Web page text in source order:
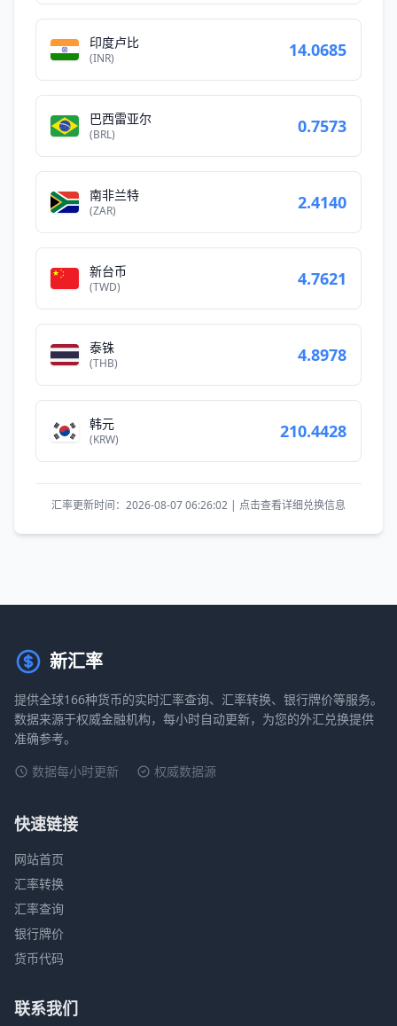
印度卢比
(INR) 14.0685
巴西雷亚尔
(BRL) 0.7573
南非兰特
(ZAR) 2.4140
新台币
(TWD) 4.7621
泰铢
(THB) 4.8978
韩元
(KRW) 210.4428
汇率更新时间：2026-08-07 06:26:02 | 点击查看详细兑换信息
新汇率
提供全球166种货币的实时汇率查询、汇率转换、银行牌价等服务。
数据来源于权威金融机构，每小时自动更新，为您的外汇兑换提供
准确参考。
数据每小时更新
权威数据源
快速链接
网站首页
汇率转换
汇率查询
银行牌价
货币代码
联系我们